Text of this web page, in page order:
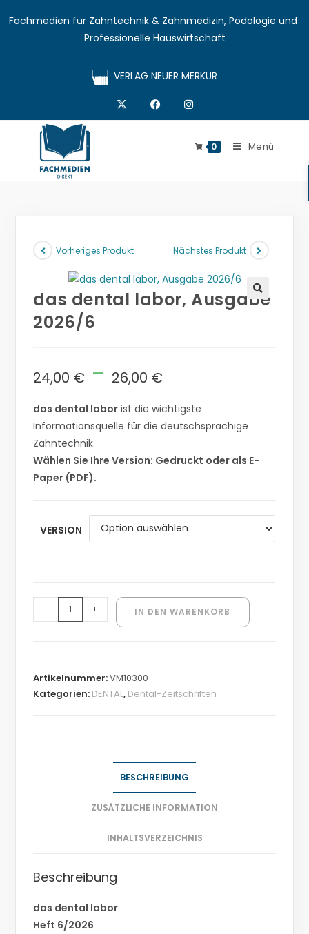
Fachmedien für Zahntechnik & Zahnmedizin, Podologie und
Professionelle Hauswirtschaft
VERLAG NEUER MERKUR
0 Menü
Vorheriges Produkt Nächstes Produkt
🔍
das dental labor, Ausgabe
2026/6
24,00 € - 26,00 €
das dental labor ist die wichtigste
Informationsquelle für die deutschsprachige
Zahntechnik.
Wählen Sie Ihre Version: Gedruckt oder als E-
Paper (PDF).
VERSION
- + IN DEN WARENKORB
Artikelnummer:VM10300
Kategorien: DENTAL, Dental-Zeitschriften
BESCHREIBUNG
ZUSÄTZLICHE INFORMATION
INHALTSVERZEICHNIS
Beschreibung
das dental labor
Heft 6/2026